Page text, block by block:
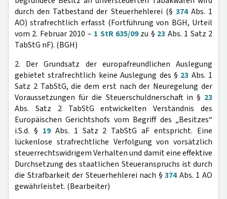
durch den Tatbestand der Steuerhehlerei (§ 374Abs. 1
AO) strafrechtlich erfasst (Fortführung von BGH, Urteil
vom 2. Februar 2010 – 1 StR 635/09zu § 23 Abs. 1 Satz 2
TabStG nF). (BGH)
2. Der Grundsatz der europafreundlichen Auslegung
gebietet strafrechtlich keine Auslegung des § 23 Abs. 1
Satz 2 TabStG, die dem erst nach der Neuregelung der
Voraussetzungen für die Steuerschuldnerschaft in § 23
Abs. Satz 2 TabStG entwickelten Verständnis des
Europäischen Gerichtshofs vom Begriff des „Besitzes“
i.S.d. § 19Abs. 1 Satz 2 TabStG aF entspricht. Eine
lückenlose strafrechtliche Verfolgung von vorsätzlich
steuerrechtswidrigem Verhalten und damit eine effektive
Durchsetzung des staatlichen Steueranspruchs ist durch
die Strafbarkeit der Steuerhehlerei nach §374Abs. 1 AO
gewährleistet. (Bearbeiter)